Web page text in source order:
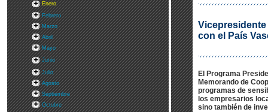
Enero
Febrero
Marzo
Abril
Mayo
Junio
Julio
Agosto
Septiembre
Octubre
con el País
El Programa
Memorando de
programas de
los empresarios
sino también de